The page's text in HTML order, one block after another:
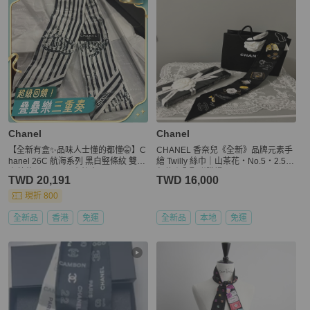
Chanel
【全新有盒✨品味人士懂的都懂🤫】C
hanel 26C 航海系列 黑白竪條紋 雙C
TWD 20,191
現折 800
全新品 香港 免運
Chanel
CHANEL 香奈兒《全新》品牌元素手
繪 Twilly 絲巾｜山茶花・No.5・2.55
TWD 16,000
全新品 本地 免運